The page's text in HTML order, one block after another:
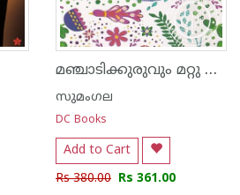
മഞ്ചാടിക്കുരുവും മറ്റു ബാലനോവലുകളും
സുമംഗല
DC Books
Add to Cart
Rs 380.00 Rs 361.00